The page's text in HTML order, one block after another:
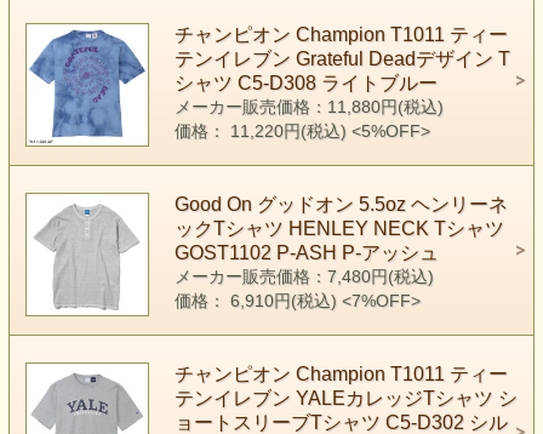
チャンピオン Champion T1011 ティー
テンイレブン Grateful Deadデザイン T
シャツ C5-D308 ライトブルー
メーカー販売価格：11,880円(税込)
価格： 11,220円(税込) <5%OFF>
Good On グッドオン 5.5oz ヘンリーネ
ックTシャツ HENLEY NECK Tシャツ
GOST1102 P-ASH P-アッシュ
メーカー販売価格：7,480円(税込)
価格： 6,910円(税込) <7%OFF>
チャンピオン Champion T1011 ティー
テンイレブン YALEカレッジTシャツ シ
ョートスリーブTシャツ C5-D302 シル